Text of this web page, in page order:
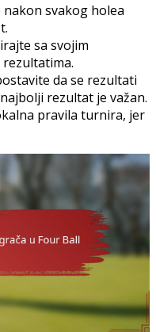
svakog holea
sa svojim
da se rezultati
rezultat je važan.
pravila turnira, jer